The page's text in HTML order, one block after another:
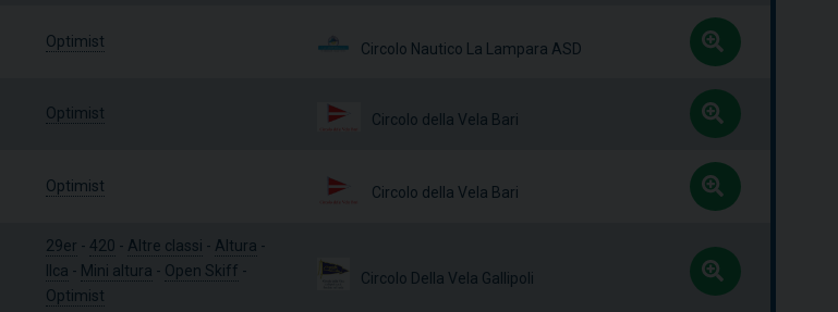
Optimist Circolo Nautico La Lampara ASD
Optimist Circolo della Vela Bari
Optimist Circolo della Vela Bari
29er - 420 - Altre classi - Altura -
Ilca - Mini altura - Open Skiff -
Optimist
Circolo Della Vela Gallipoli